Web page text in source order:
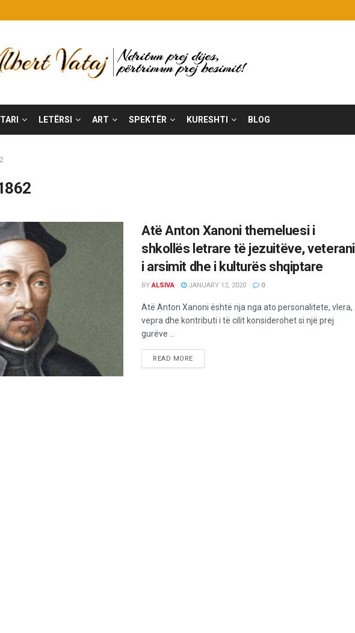
LETËRSI ART SPEKTËR KURESHTI BLOG
Atë Anton Xanoni themeluesi i
shkollës letrare të jezuitëve, veterani
i arsimit dhe i kulturës shqiptare
BY ALSIVA JANUARY 12, 2020 0
Atë Anton Xanoni është nja nga ato personalitete, vlera,
vepra dhe kontributi i të cilit konsiderohet si një prej
gurëve ...
READ MORE